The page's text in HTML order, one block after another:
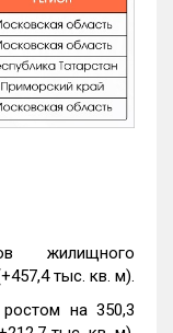
жилищного
тыс. кв. м).
на 350,3